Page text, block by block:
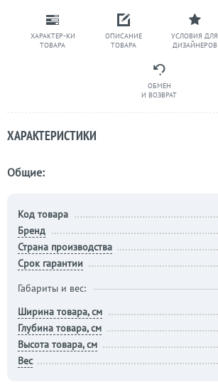
ХАРАКТЕР-КИ
ТОВАРА
ОПИСАНИЕ
ТОВАРА
УСЛОВИЯ ДЛЯ
ДИЗАЙНЕРОВ
ОБМЕН
И ВОЗВРАТ
ХАРАКТЕРИСТИКИ
Общие:
Код товара
Бренд
Страна производства
Срок гарантии
Габариты и вес:
Ширина товара, см
Глубина товара, см
Высота товара, см
Вес